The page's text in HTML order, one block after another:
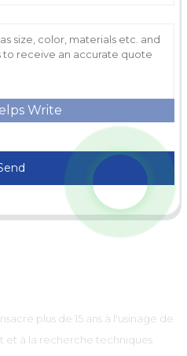
Write
plus de 15 ans à l'usinage de
et à la recherche techniques